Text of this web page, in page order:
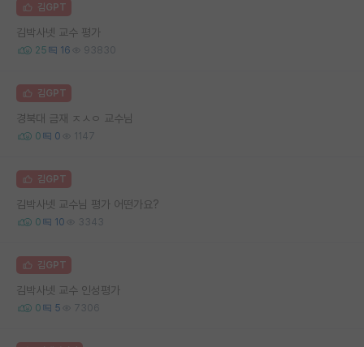
김GPT
김박사넷 교수 평가
25 16 93830
김GPT
경북대 금재 ㅈㅅㅇ 교수님
0 0 1147
김GPT
김박사넷 교수님 평가 어떤가요?
0 10 3343
김GPT
김박사넷 교수 인성평가
0 5 7306